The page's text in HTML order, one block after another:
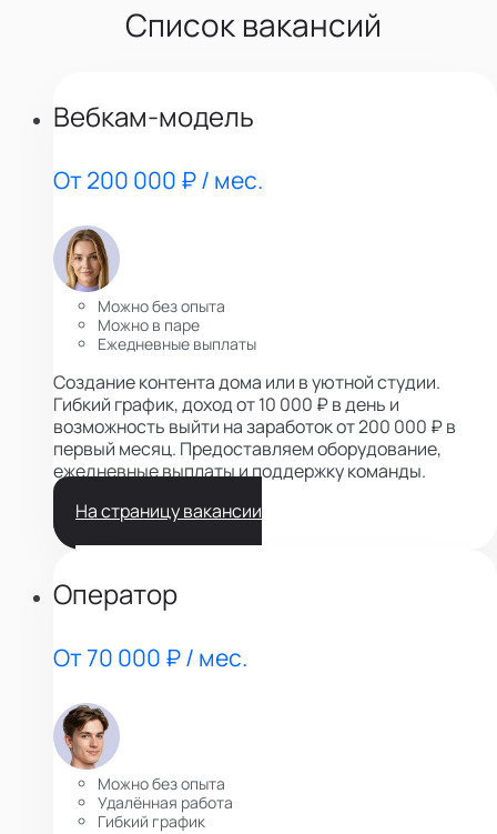
Список вакансий
Вебкам-модель
От 200 000 ₽ / мес.
Можно без опыта
Можно в паре
Ежедневные выплаты
Создание контента дома или в уютной студии.
Гибкий график, доход от 10 000 ₽ в день и
возможность выйти на заработок от 200 000 ₽ в
первый месяц. Предоставляем оборудование,
ежедневные выплаты и поддержку команды.
На страницу вакансии
Оператор
От 70 000 ₽ / мес.
Можно без опыта
Удалённая работа
Гибкий график